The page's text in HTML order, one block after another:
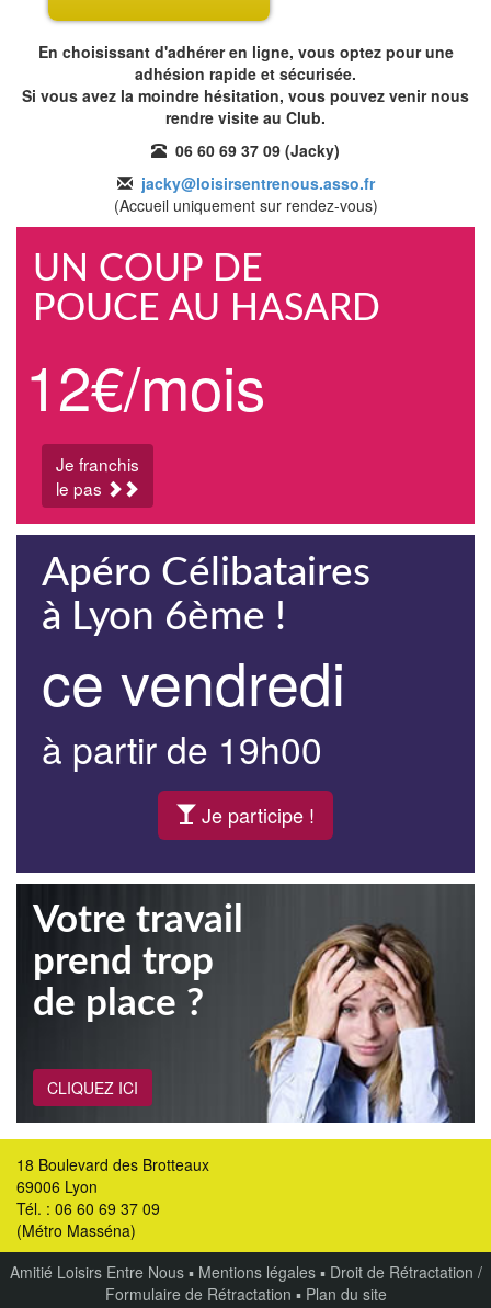
En choisissant d'adhérer en ligne, vous optez pour une
adhésion rapide et sécurisée.
Si vous avez la moindre hésitation, vous pouvez venir nous
rendre visite au Club.
06 60 69 37 09 (Jacky)
jacky@loisirsentrenous.asso.fr
(Accueil uniquement sur rendez-vous)
UN COUP DE
POUCE AU HASARD
12€/mois
Je franchis
le pas
Apéro Célibataires
à Lyon 6ème !
ce vendredi
à partir de 19h00
Je participe !
Votre travail
prend trop
de place ?
CLIQUEZ ICI
18 Boulevard des Brotteaux
69006 Lyon
Tél. : 06 60 69 37 09
(Métro Masséna)
Amitié Loisirs Entre Nous▪ Mentions légales▪ Droit de Rétractation /
Formulaire de Rétractation ▪ Plan du site